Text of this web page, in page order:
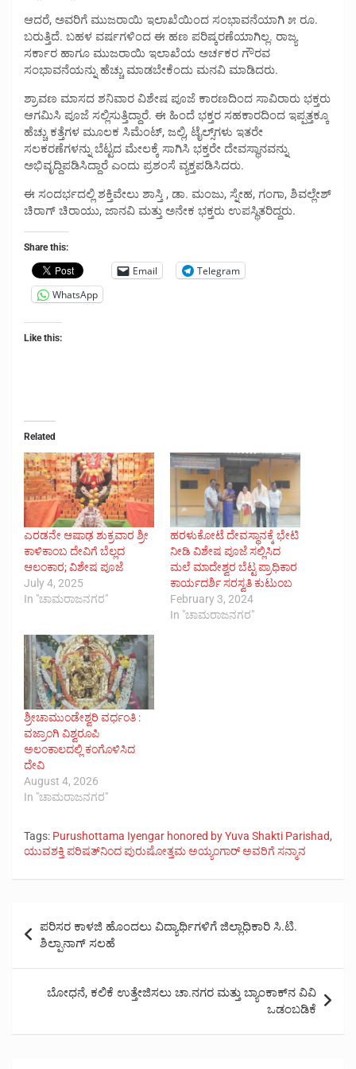
ಆದರೆ, ಅವರಿಗೆ ಮುಜರಾಯಿ ಇಲಾಖೆಯಿಂದ ಸಂಭಾವನೆಯಾಗಿ ೫ ರೂ.
ಬರುತ್ತಿದೆ. ಬಹಳ ವರ್ಷಗಳಿಂದ ಈ ಹಣ ಪರಿಷ್ಕರಣೆಯಾಗಿಲ್ಲ. ರಾಜ್ಯ
ಸರ್ಕಾರ ಹಾಗೂ ಮುಜರಾಯಿ ಇಲಾಖೆಯ ಅರ್ಚಕರ ಗೌರವ
ಸಂಭಾವನೆಯನ್ನು ಹೆಚ್ಚು ಮಾಡಬೇಕೆಂದು ಮನವಿ ಮಾಡಿದರು.
ಶ್ರಾವಣ ಮಾಸದ ಶನಿವಾರ ವಿಶೇಷ ಪೂಜೆ ಕಾರಣದಿಂದ ಸಾವಿರಾರು ಭಕ್ತರು
ಆಗಮಿಸಿ ಪೂಜೆ ಸಲ್ಲಿಸುತ್ತಿದ್ದಾರೆ. ಈ ಹಿಂದೆ ಭಕ್ತರ ಸಹಕಾರದಿಂದ ಇಪ್ಪತ್ತಕ್ಕೂ
ಹೆಚ್ಚು ಕತ್ತೆಗಳ ಮೂಲಕ ಸಿಮೆಂಟ್, ಜಲ್ಲಿ, ಟೈಲ್ಸ್‌ಗಳು ಇತರೇ
ಸಲಕರಣೆಗಳನ್ನು ಬೆಟ್ಟದ ಮೇಲಕ್ಕೆ ಸಾಗಿಸಿ ಭಕ್ತರೇ ದೇವಸ್ಥಾನವನ್ನು
ಅಭಿವೃದ್ದಿಪಡಿಸಿದ್ದಾರೆ ಎಂದು ಪ್ರಶಂಸೆ ವ್ಯಕ್ತಪಡಿಸಿದರು.
ಈ ಸಂದರ್ಭದಲ್ಲಿ ಶಕ್ತಿವೇಲು ಶಾಸ್ತಿ , ಡಾ. ಮಂಜು, ಸ್ನೇಹ, ಗಂಗಾ, ಶಿವಲ್ಲೇಶ್
ಚಿರಾಗ್ ಚಿರಾಯು, ಜಾನವಿ ಮತ್ತು ಅನೇಕ ಭಕ್ತರು ಉಪಸ್ಥಿತರಿದ್ದರು.
Share this:
Email
Telegram
WhatsApp
Like this:
Related
ಎರಡನೇ ಆಷಾಢ ಶುಕ್ರವಾರ ಶ್ರೀ
ಕಾಳಿಕಾಂಬ ದೇವಿಗೆ ಬೆಲ್ಲದ
ಆಲಂಕಾರ; ವಿಶೇಷ ಪೂಜೆ
July 4, 2025
In "ಚಾಮರಾಜನಗರ"
ಹರಳುಕೋಟೆ ದೇವಸ್ಥಾನಕ್ಕೆ ಭೇಟಿ
ನೀಡಿ ವಿಶೇಷ ಪೂಜೆ ಸಲ್ಲಿಸಿದ
ಮಲೆ ಮಾದೇಶ್ವರ ಬೆಟ್ಟ ಪ್ರಾಧಿಕಾರ
ಕಾರ್ಯದರ್ಶಿ ಸರಸ್ವತಿ ಕುಟುಂಬ
February 3, 2024
In "ಚಾಮರಾಜನಗರ"
ಶ್ರೀಚಾಮುಂಡೇಶ್ವರಿ ವರ್ಧಂತಿ :
ವಜ್ರಾಂಗಿ ವಿಶ್ವರೂಪಿ
ಅಲಂಕಾಲದಲ್ಲಿ ಕಂಗೊಳಿಸಿದ
ದೇವಿ
August 4, 2026
In "ಚಾಮರಾಜನಗರ"
Tags: Purushottama Iyengar honored by Yuva Shakti Parishad,
ಯುವಶಕ್ತಿ ಪರಿಷತ್‌ನಿಂದ ಪುರುಷೋತ್ತಮ ಅಯ್ಯಂಗಾರ್ ಅವರಿಗೆ ಸನ್ಮಾನ
navigation
ಪರಿಸರ ಕಾಳಜಿ ಹೊಂದಲು ವಿದ್ಯಾರ್ಥಿಗಳಿಗೆ ಜಿಲ್ಲಾಧಿಕಾರಿ ಸಿ.ಟಿ.
ಶಿಲ್ಪಾನಾಗ್ ಸಲಹೆ
ಬೋಧನೆ, ಕಲಿಕೆ ಉತ್ತೇಜಿಸಲು ಚಾ.ನಗರ ಮತ್ತು ಬ್ಯಾಂಕಾಕ್‌ನ ವಿವಿ
ಒಡಂಬಡಿಕೆ